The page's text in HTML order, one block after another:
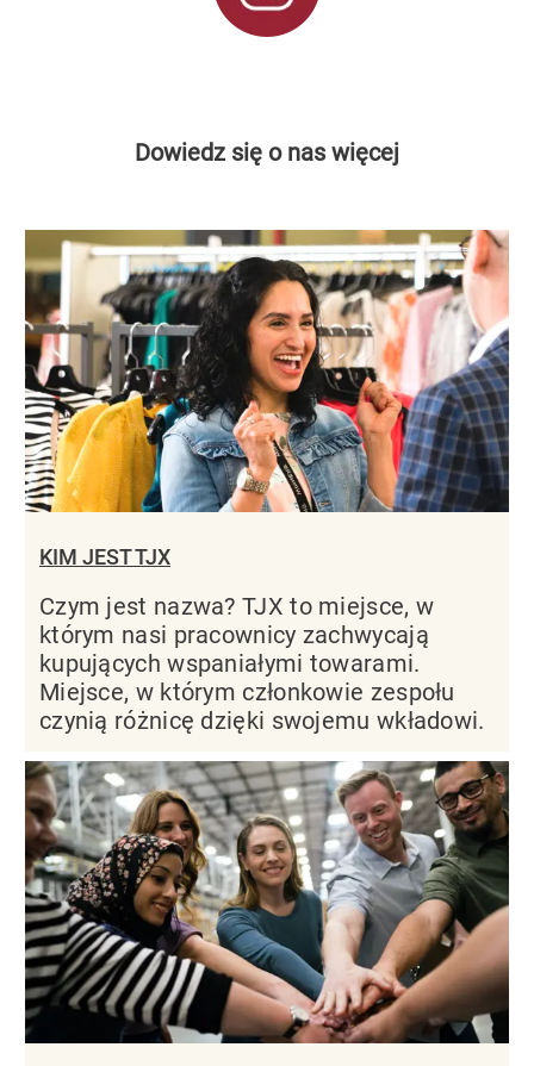
Dowiedz się o nas więcej
KIM JEST TJX
Czym jest nazwa? TJX to miejsce, w
którym nasi pracownicy zachwycają
kupujących wspaniałymi towarami.
Miejsce, w którym członkowie zespołu
czynią różnicę dzięki swojemu wkładowi.